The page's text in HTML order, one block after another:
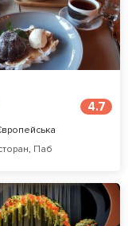
, Паб
4.7